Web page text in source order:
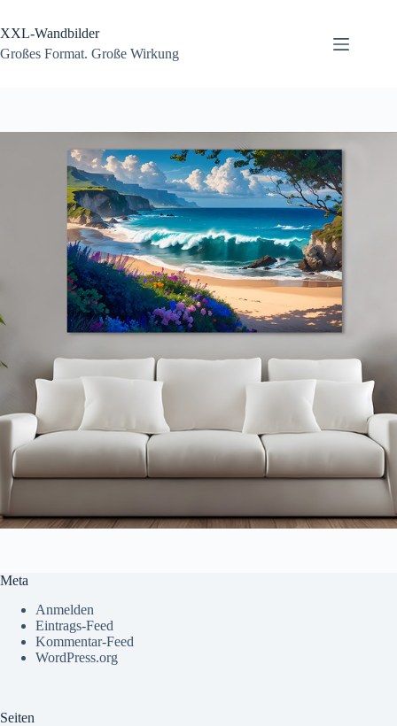
springen
XXL-Wandbilder
Großes Format. Große Wirkung
Meta
Anmelden
Eintrags-Feed
Kommentar-Feed
WordPress.org
Seiten